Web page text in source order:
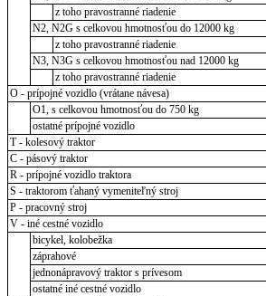
z toho pravostranné riadenie
N2, N2G s celkovou hmotnosťou do 12000 kg
z toho pravostranné riadenie
N3, N3G s celkovou hmotnosťou nad 12000 kg
z toho pravostranné riadenie
O - prípojné vozidlo (vrátane návesa)
O1, s celkovou hmotnosťou do 750 kg
ostatné prípojné vozidlo
T - kolesový traktor
C - pásový traktor
R - prípojné vozidlo traktora
S - traktorom ťahaný vymeniteľný stroj
P - pracovný stroj
V - iné cestné vozidlo
bicykel, kolobežka
záprahové
jednonápravový traktor s prívesom
ostatné iné cestné vozidlo